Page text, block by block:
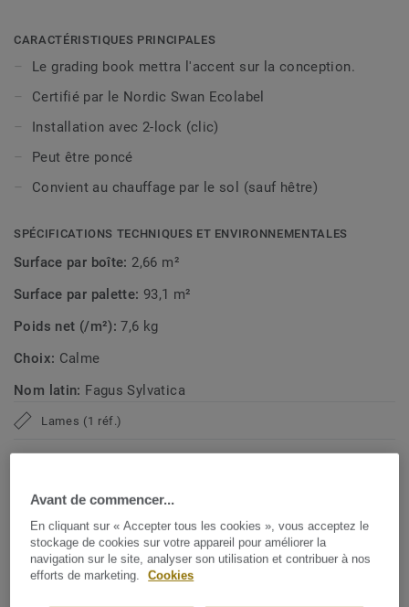
structure distincts de chaque planche.
CARACTÉRISTIQUES PRINCIPALES
Le grading book mettra l'accent sur la conception.
Certifié par le Nordic Swan Ecolabel
Installation avec 2-lock (clic)
Peut être poncé
Convient au chauffage par le sol (sauf hêtre)
SPÉCIFICATIONS TECHNIQUES ET ENVIRONNEMENTALES
Surface par boîte: 2,66 m²
Surface par palette: 93,1 m²
Poids net (/m²):7,6 kg
Choix: Calme
Nom latin: Fagus Sylvatica
Lames (1 réf.)
premières à la porte de l’usine)
-4.09 kg de CO2/m
L’EMPREINTE CARBONE DE MON PROJET
Avant de commencer...
En cliquant sur « Accepter tous les cookies », vous acceptez le
stockage de cookies sur votre appareil pour améliorer la
navigation sur le site, analyser son utilisation et contribuer à nos
efforts de marketing.
Cookies